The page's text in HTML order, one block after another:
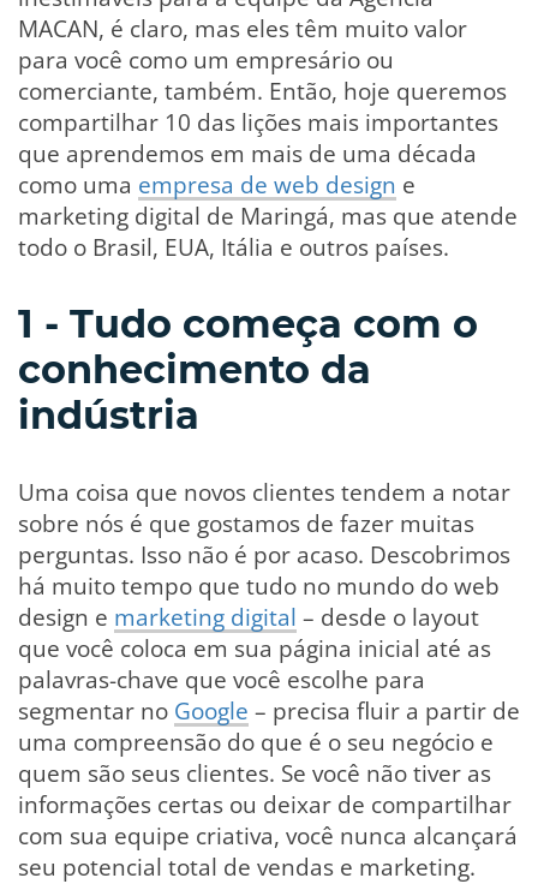
MACAN, é claro, mas eles têm muito valor
para você como um empresário ou
comerciante, também. Então, hoje queremos
compartilhar 10 das lições mais importantes
que aprendemos em mais de uma década
como uma empresa de web design e
marketing digital de Maringá, mas que atende
todo o Brasil, EUA, Itália e outros países.
1 - Tudo começa com o
conhecimento da
indústria
Uma coisa que novos clientes tendem a notar
sobre nós é que gostamos de fazer muitas
perguntas. Isso não é por acaso. Descobrimos
há muito tempo que tudo no mundo do web
design e marketing digital – desde o layout
que você coloca em sua página inicial até as
palavras-chave que você escolhe para
segmentar no Google – precisa fluir a partir de
uma compreensão do que é o seu negócio e
quem são seus clientes. Se você não tiver as
informações certas ou deixar de compartilhar
com sua equipe criativa, você nunca alcançará
seu potencial total de vendas e marketing.